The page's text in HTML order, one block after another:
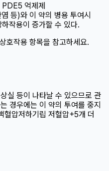
PDE5 억제제
등)와 이 약의 병용 투여시
작용이 증가할 수 있다.
호작용 항목을 참고하세요.
실 등이 나타날 수 있으므로 관
경우에는 이 약의 투여를 중지
혈압저하기립 저혈압+5개 더